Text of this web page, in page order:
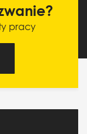
pracy